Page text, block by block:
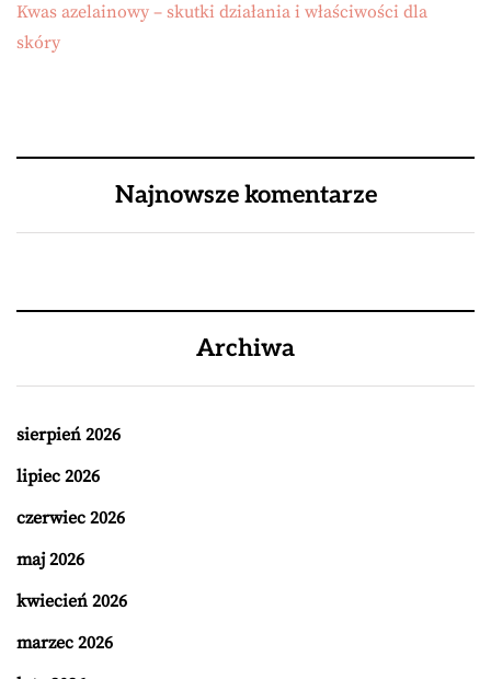
Kwas azelainowy – skutki działania i właściwości dla
skóry
Najnowsze komentarze
Archiwa
sierpień 2026
lipiec 2026
czerwiec 2026
maj 2026
kwiecień 2026
marzec 2026